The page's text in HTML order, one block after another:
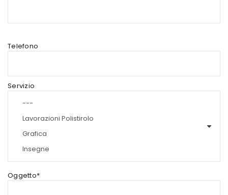
Telefono
Servizio
Oggetto*